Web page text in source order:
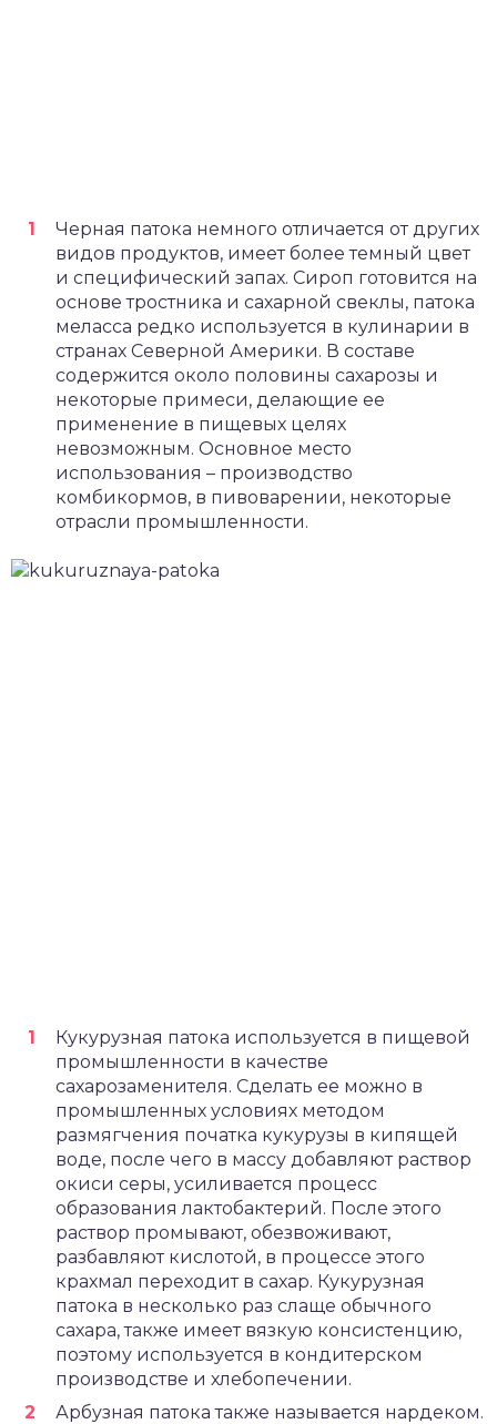
Черная патока немного отличается от других
видов продуктов, имеет более темный цвет
и специфический запах. Сироп готовится на
основе тростника и сахарной свеклы, патока
меласса редко используется в кулинарии в
странах Северной Америки. В составе
содержится около половины сахарозы и
некоторые примеси, делающие ее
применение в пищевых целях
невозможным. Основное место
использования – производство
комбикормов, в пивоварении, некоторые
отрасли промышленности.
Кукурузная патока используется в пищевой
промышленности в качестве
сахарозаменителя. Сделать ее можно в
промышленных условиях методом
размягчения початка кукурузы в кипящей
воде, после чего в массу добавляют раствор
окиси серы, усиливается процесс
образования лактобактерий. После этого
раствор промывают, обезвоживают,
разбавляют кислотой, в процессе этого
крахмал переходит в сахар. Кукурузная
патока в несколько раз слаще обычного
сахара, также имеет вязкую консистенцию,
поэтому используется в кондитерском
производстве и хлебопечении.
Арбузная патока также называется нардеком.